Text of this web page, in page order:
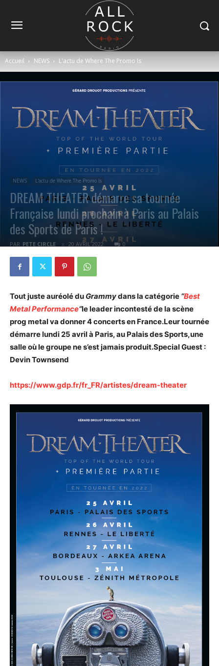
Accueil NEWS L'actu de Where The Promo Is
NEWS L'actu de Where The Promo Is
DREAM THEATER démarre sa tournée
Française lundi prochain à Paris au Palais
des Sports de Paris !
PAR PETE CIRCLE 20 AVRIL 2022 0
Tout juste auréolé du Grammydans la catégorie “Best
Metal Performance“le leader incontesté de la scène
prog metal va donner 4 concerts en France.Leur tournée
démarre lundi 25 avril à Paris, au Palais des Sports,une
salle où le groupe ne s’est jamais produit.Special Guest :
Devin Townsend
https://www.gdp.fr/fr_FR/artistes/dream-theater